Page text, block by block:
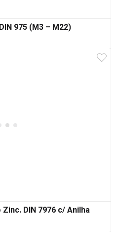
975 (M3 – M22)
DIN 7976 c/ Anilha